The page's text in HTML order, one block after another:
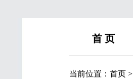
首 页
当前位置： 首页 >